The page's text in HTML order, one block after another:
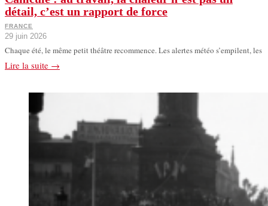
détail, c’est un rapport de force
FRANCE
29 juin 2026
Chaque été, le même petit théâtre recommence. Les alertes météo s’empilent, les
Lire la suite →